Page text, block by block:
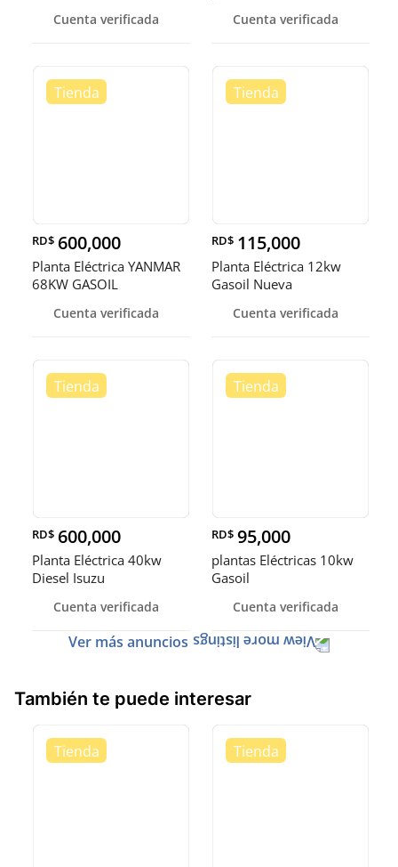
Cuenta verificada Cuenta verificada
RD$ 600,000
Planta Eléctrica YANMAR
68KW GASOIL
Cuenta verificada
RD$ 115,000
Planta Eléctrica 12kw
Gasoil Nueva
Cuenta verificada
RD$ 600,000
Planta Eléctrica 40kw
Diesel Isuzu
Cuenta verificada
RD$ 95,000
plantas Eléctricas 10kw
Gasoil
Cuenta verificada
Ver más anuncios
También te puede interesar